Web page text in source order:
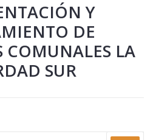
Y
DE
COMUNALES LA
SUR